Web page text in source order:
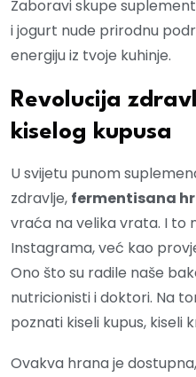
Zaboravi skupe
i jogurt nude prirodnu
energiju iz tvoje kuhinje.
Revolucija
kiselog kupusa
U svijetu punom
zdravlje, fermentisana
vraća na velika vrata. I to
Instagrama, već kao
Ono što su radile naše
nutricionisti i doktori. Na
poznati kiseli kupus, kiseli
Ovakva hrana je